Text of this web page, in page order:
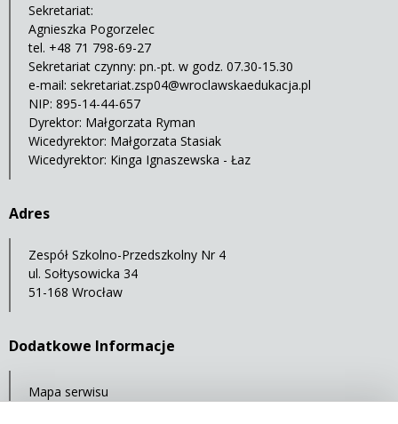
Sekretariat:
Agnieszka Pogorzelec
tel. +48 71 798-69-27
Sekretariat czynny: pn.-pt. w godz. 07.30-15.30
e-mail: sekretariat.zsp04@wroclawskaedukacja.pl
NIP: 895-14-44-657
Dyrektor: Małgorzata Ryman
Wicedyrektor: Małgorzata Stasiak
Wicedyrektor: Kinga Ignaszewska - Łaz
Adres
Zespół Szkolno-Przedszkolny Nr 4
ul. Sołtysowicka 34
51-168 Wrocław
Dodatkowe Informacje
Mapa serwisu